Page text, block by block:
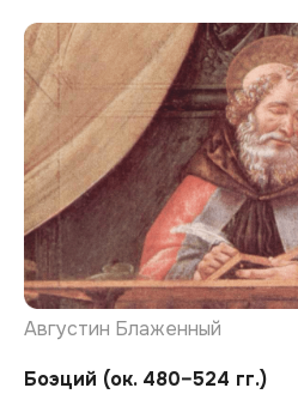
Августин Блаженный
Боэций (ок. 480–524 гг.)